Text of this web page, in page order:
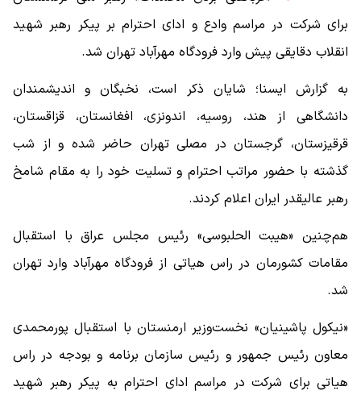
برای شرکت در مراسم وادع و ادای احترام بر پیکر رهبر شهید
انقلاب دقایقی پیش وارد فرودگاه مهرآباد تهران شد.
به گزارش ایسنا؛ شایان ذکر است، نخبگان و اندیشمندان
دانشگاهی از هند، روسیه، اندونزی، افغانستان، قزاقستان،
قرقیزستان، گرجستان در مصلی تهران حاضر شده و از شب
گذشته با حضور مراتب احترام و تسلیت خود را به مقام شامخ
رهبر عالیقدر ایران اعلام کردند.
هم‌چنین «هیبت الحلبوسی» رئیس مجلس عراق با استقبال
مقامات کشورمان در راس هیاتی از فرودگاه مهرآباد وارد تهران
شد.
«نیکول پاشینیان» نخست‌وزیر ارمنستان با استقبال پورمحمدی
معاون رئیس جمهور و رئیس سازمان برنامه و بودجه در راس
هیاتی برای شرکت در مراسم ادای احترام به پیکر رهبر شهید